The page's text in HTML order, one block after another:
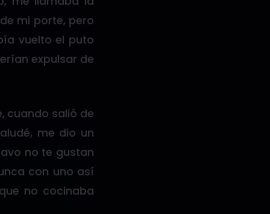
mi porte, pero
vuelto el puto
expulsar de
cuando salió de
me dio un
no te gustan
con uno así
no cocinaba